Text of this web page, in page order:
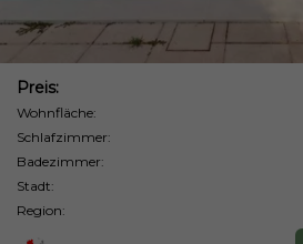
Preis:
Wohnfläche:
Schlafzimmer:
Badezimmer:
Stadt:
Region: